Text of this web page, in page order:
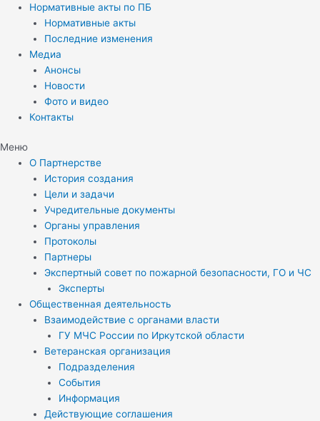
Нормативные акты по ПБ
Нормативные акты
Последние изменения
Медиа
Анонсы
Новости
Фото и видео
Контакты
Меню
О Партнерстве
История создания
Цели и задачи
Учредительные документы
Органы управления
Протоколы
Партнеры
Экспертный совет по пожарной безопасности, ГО и ЧС
Эксперты
Общественная деятельность
Взаимодействие с органами власти
ГУ МЧС России по Иркутской области
Ветеранская организация
Подразделения
События
Информация
Действующие соглашения